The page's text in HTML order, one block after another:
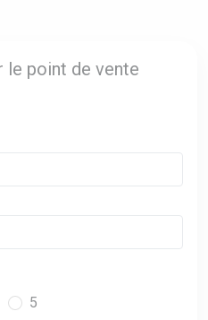
le point de vente
5